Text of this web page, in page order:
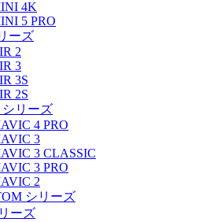
4K
5 PRO
ーズ
2
3
3S
2S
リーズ
4 PRO
3
3 CLASSIC
3 PRO
2
シリーズ
ーズ